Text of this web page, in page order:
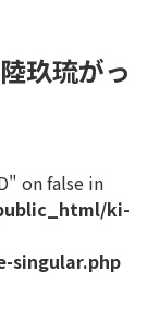
玖琉がっ
on false in
ki-
singular.php